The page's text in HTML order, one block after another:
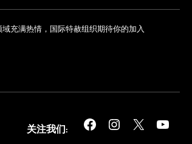
充满热情，国际特赦组织期待你的加入
关注我们: Facebook Instagram X YouTube